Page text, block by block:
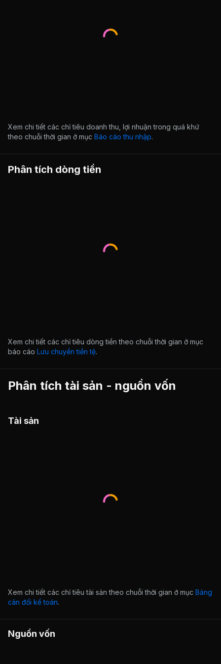
Xem chi tiết các chỉ tiêu doanh thu, lợi nhuận trong quá khứ
theo chuỗi thời gian ở mục Báo cáo thu nhập.
Phân tích dòng tiền
Xem chi tiết các chỉ tiêu dòng tiền theo chuỗi thời gian ở mục
báo cáo Lưu chuyển tiền tệ.
Phân tích tài sản - nguồn vốn
Tài sản
Xem chi tiết các chỉ tiêu tài sản theo chuỗi thời gian ở mục Bảng
cân đối kế toán.
Nguồn vốn